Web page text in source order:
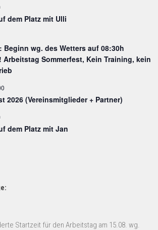
dem Platz mit Ulli
Beginn wg. des Wetters auf 08:30h
Arbeitstag Sommerfest, Kein Training, kein
2026 (Vereinsmitglieder + Partner)
dem Platz mit Jan
Startzeit für den Arbeitstag am 15.08. wg.